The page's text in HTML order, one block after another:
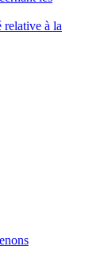
relative à la